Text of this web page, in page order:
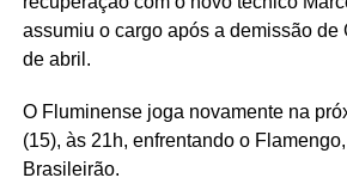
assumiu o cargo após a demissão de
de abril.
O Fluminense joga novamente na
(15), às 21h, enfrentando o
Brasileirão.